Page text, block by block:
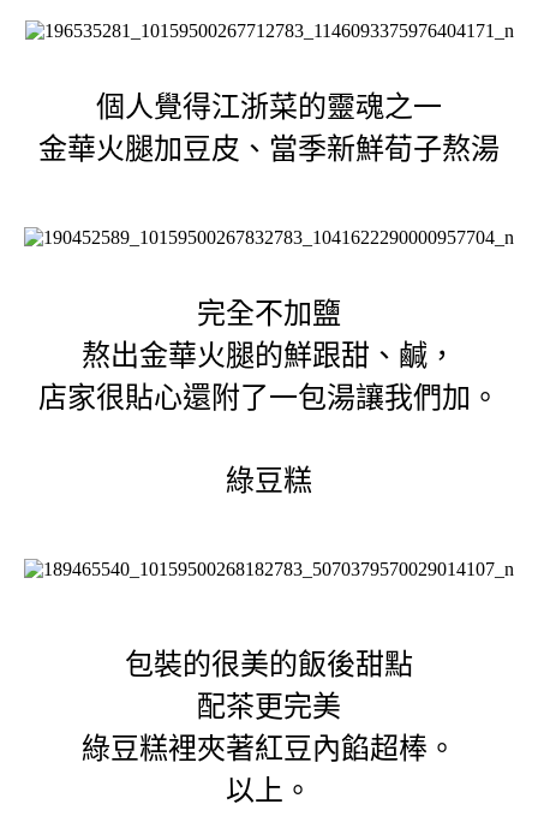
個人覺得江浙菜的靈魂之一
金華火腿加豆皮、當季新鮮荀子熬湯
完全不加鹽
熬出金華火腿的鮮跟甜、鹹，
店家很貼心還附了一包湯讓我們加。
綠豆糕
包裝的很美的飯後甜點
配茶更完美
綠豆糕裡夾著紅豆內餡超棒。
以上。